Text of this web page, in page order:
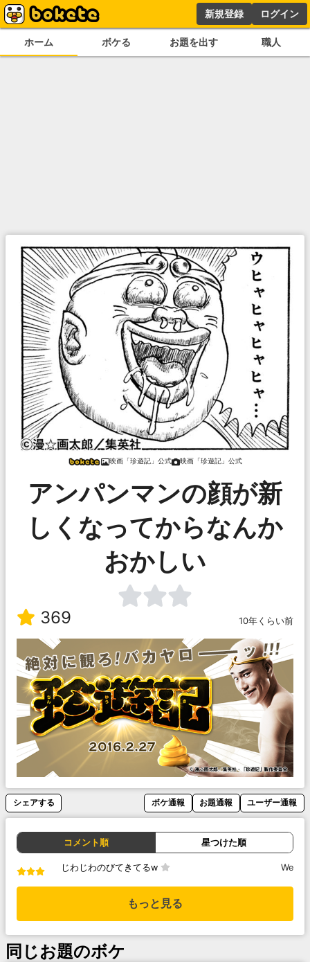
新規登録 ログイン
ホーム ボケる お題を出す 職人
映画「珍遊記」公式 映画「珍遊記」公式
アンパンマンの顔が新
しくなってからなんか
おかしい
369 10年くらい前
シェアする ボケ通報 お題通報 ユーザー通報
コメント順 星つけた順
じわじわのびてきてるw We
もっと見る
同じお題のボケ